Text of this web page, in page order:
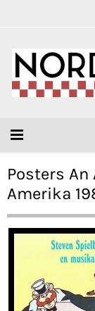
Posters
Amerika